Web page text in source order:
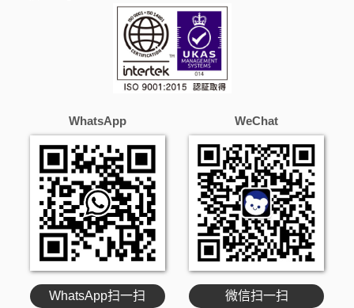
WhatsApp
WhatsApp扫一扫
WeChat
微信扫一扫